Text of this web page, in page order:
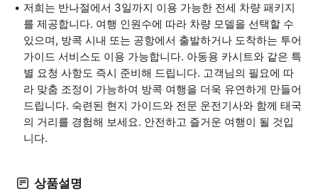
저희는 반나절에서 3일까지 이용 가능한 전세 차량 패키지
를 제공합니다. 여행 인원수에 따라 차량 모델을 선택할 수
있으며, 방콕 시내 또는 공항에서 출발하거나 도착하는 투어
가이드 서비스도 이용 가능합니다. 아동용 카시트와 같은 특
별 요청 사항도 즉시 준비해 드립니다. 고객님의 필요에 따
라 맞춤 조정이 가능하여 방콕 여행을 더욱 유연하게 만들어
드립니다. 숙련된 현지 가이드와 전문 운전기사와 함께 태국
의 거리를 경험해 보세요. 안전하고 즐거운 여행이 될 것입
니다.
상품설명